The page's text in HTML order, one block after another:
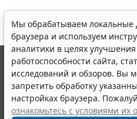
Мы обрабатываем локальные
браузера и используем
аналитики в целях
работоспособности сайта,
исследований и обзоров. Вы
запретить обработку
настройках браузера.
ознакомьтесь с условиями их
© ООО "НПП "ГАРАНТ-СЕРВИС",
выпускается с 1990 года.
являются участниками
информации ГАРАНТ.